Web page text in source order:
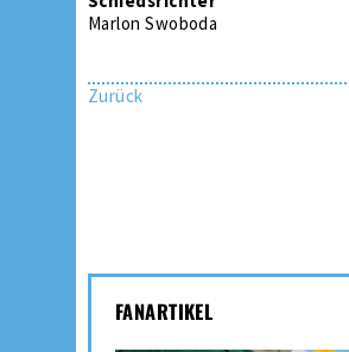
Marlon Swoboda
Zurück
FANARTIKEL